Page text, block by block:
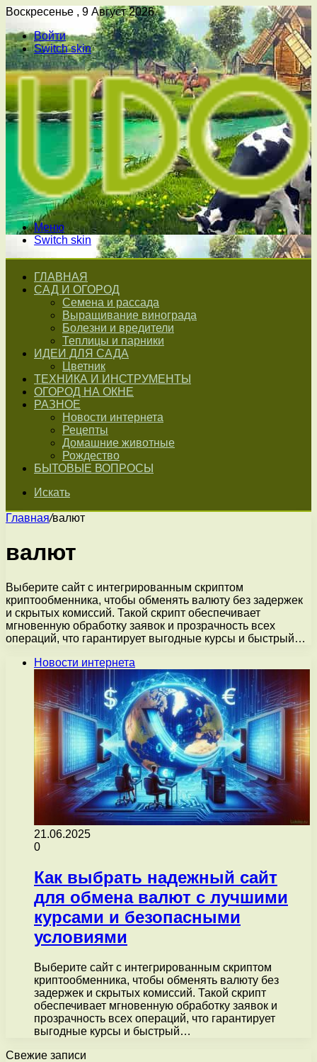
Воскресенье , 9 Август 2026
Войти
Switch skin
Меню
Switch skin
ГЛАВНАЯ
САД И ОГОРОД
Семена и рассада
Выращивание винограда
Болезни и вредители
Теплицы и парники
ИДЕИ ДЛЯ САДА
Цветник
ТЕХНИКА И ИНСТРУМЕНТЫ
ОГОРОД НА ОКНЕ
РАЗНОЕ
Новости интернета
Рецепты
Домашние животные
Рождество
БЫТОВЫЕ ВОПРОСЫ
Искать
Главная/валют
валют
Выберите сайт с интегрированным скриптом
криптообменника, чтобы обменять валюту без задержек
и скрытых комиссий. Такой скрипт обеспечивает
мгновенную обработку заявок и прозрачность всех
операций, что гарантирует выгодные курсы и быстрый…
Новости интернета
21.06.2025
0
Как выбрать надежный сайт
для обмена валют с лучшими
курсами и безопасными
условиями
Выберите сайт с интегрированным скриптом
криптообменника, чтобы обменять валюту без
задержек и скрытых комиссий. Такой скрипт
обеспечивает мгновенную обработку заявок и
прозрачность всех операций, что гарантирует
выгодные курсы и быстрый…
Свежие записи